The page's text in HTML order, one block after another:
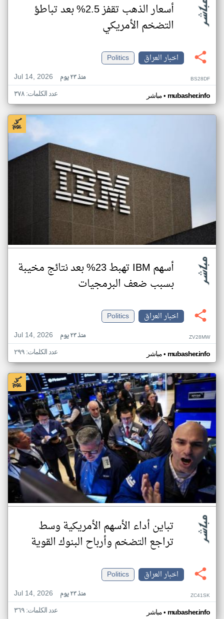
أسعار الذهب تقفز 2.5% بعد تباطؤ
التضخم الأمريكي
اخبار العراق
Politics
Jul 14, 2026
منذ ٢٣ يوم BS28DF
مباشر• mubasher.info عدد الكلمات: ٣٧٨
أسهم IBM تهبط 23% بعد نتائج مخيبة
بسبب ضعف البرمجيات
اخبار العراق
Politics
Jul 14, 2026
منذ ٢٣ يوم ZV28MW
مباشر• mubasher.info عدد الكلمات: ٢٩٩
تباين أداء الأسهم الأمريكية وسط
تراجع التضخم وأرباح البنوك القوية
اخبار العراق
Politics
Jul 14, 2026
منذ ٢٣ يوم ZC41SK
مباشر• mubasher.info عدد الكلمات: ٣٦٩